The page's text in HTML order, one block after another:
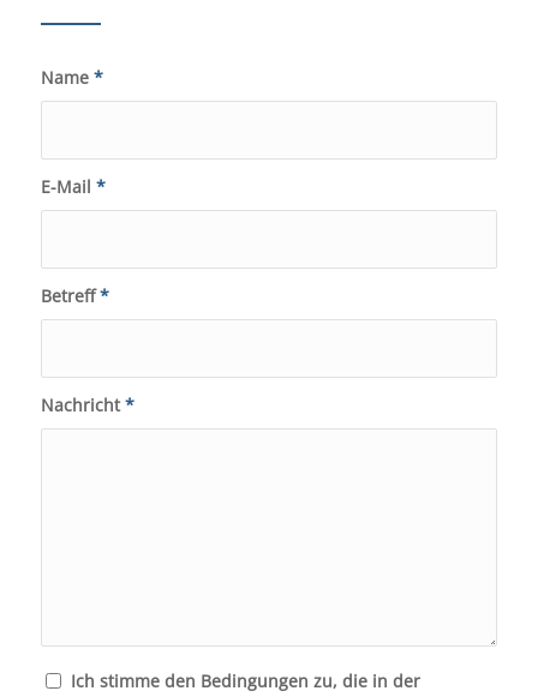
Name *
E-Mail *
Betreff*
Nachricht*
Ich stimme den Bedingungen zu, die in der